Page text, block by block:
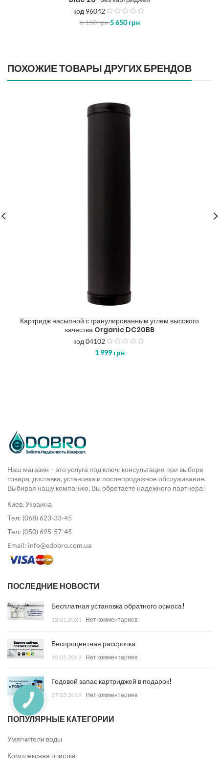
код 96042
6 150грн5 650грн
ПОХОЖИЕ ТОВАРЫ ДРУГИХ БРЕНДОВ
Картридж насыпной с гранулированным углем высокого
качества Organic DC20BB
код 04102
1 999 грн
Наш магазин – это услуга под ключ: консультация при выборе
товара, доставка, установка и послепродажное обслуживание.
Выбирая нашу компанию, Вы обретаете надежного партнера!
Киев, Украина
Тел: (068) 623-33-45
Тел: (050) 695-57-45
Email: info@edobro.com.ua
ПОСЛЕДНИЕ НОВОСТИ
Бесплатная установка обратного осмоса!
12.01.2021 Нет комментариев
Беспроцентная рассрочка
10.05.2019 Нет комментариев
Годовой запас картриджей в подарок!
27.03.2019 Нет комментариев
ПОПУЛЯРНЫЕ КАТЕГОРИИ
Умягчители воды
Комплексная очистка